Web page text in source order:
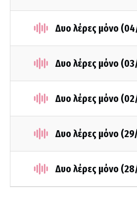
Δυο λέρες μόνο
Δυο λέρες μόνο
Δυο λέρες μόνο
Δυο λέρες μόνο
Δυο λέρες μόνο